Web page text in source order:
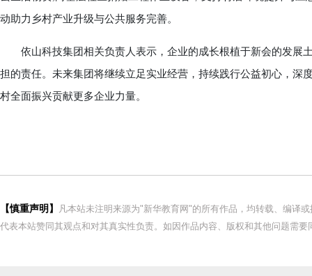
动助力乡村产业升级与公共服务完善。
依山科技集团相关负责人表示，企业的成长根植于新会的发展
担的责任。未来集团将继续立足实业经营，持续践行公益初心，深
村全面振兴贡献更多企业力量。
【慎重声明】
凡本站未注明来源为"新华教育网"的所有作品，均转载、编译
代表本站赞同其观点和对其真实性负责。如因作品内容、版权和其他问题需